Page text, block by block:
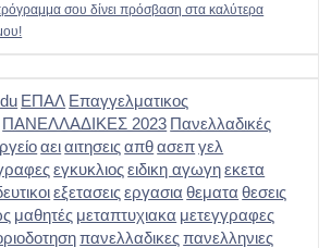
σου δίνει πρόσβαση στα καλύτερα
ΕΠΑΛ Επαγγελματικος
ΠΑΝΕΛΛΑΔΙΚΕΣ 2023 Πανελλαδικές
αειαιτησειςαπθασεπγελ
εγκυκλιοςειδικη αγωγηεκετα
εξετασειςεργασια θεματα θεσεις
μαθητές μεταπτυχιακα μετεγγραφες
πανελλαδικεςπανελληνιες